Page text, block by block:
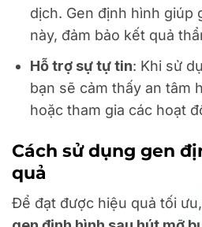
dịch. Gen định hình giúp
này, đảm bảo kết quả
Hỗ trợ sự tự tin: Khi sử
bạn sẽ cảm thấy an tâm
hoặc tham gia các hoạt
Cách sử dụng gen
quả
Để đạt được hiệu quả tối